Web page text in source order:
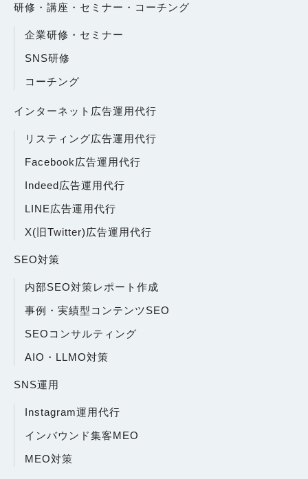
研修・講座・セミナー・コーチング
企業研修・セミナー
SNS研修
コーチング
インターネット広告運用代行
リスティング広告運用代行
Facebook広告運用代行
Indeed広告運用代行
LINE広告運用代行
X(旧Twitter)広告運用代行
SEO対策
内部SEO対策レポート作成
事例・実績型コンテンツSEO
SEOコンサルティング
AIO・LLMO対策
SNS運用
Instagram運用代行
インバウンド集客MEO
MEO対策